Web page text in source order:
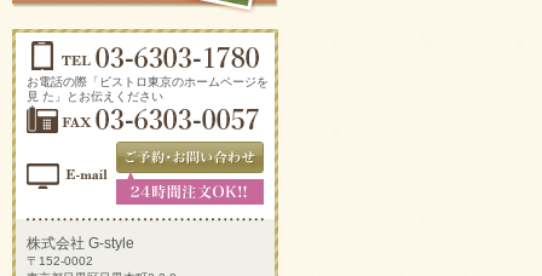
生ハムとチーズのオードブルをご注文いただ
2025/09/29
新鮮トマトのカプレーゼをご注文いただきま
した。
2025/09/29
炙りサーモンのカルパッチョをご注文いただ
きました。
ラグジュアリーパーティプレートをご注文い
2025/09/29
お電話の際「ビストロ東京のホームページを
見 た」とお伝えください
株式会社 G-style
〒152-0002